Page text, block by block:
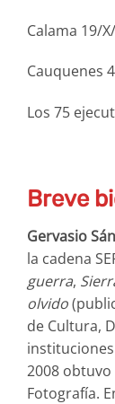
Calama 19/
Cauquenes
Los 75
Breve
Gervasio
la cadena
guerra,
olvido
de Cultura,
2008 obtuvo
Fotografía.